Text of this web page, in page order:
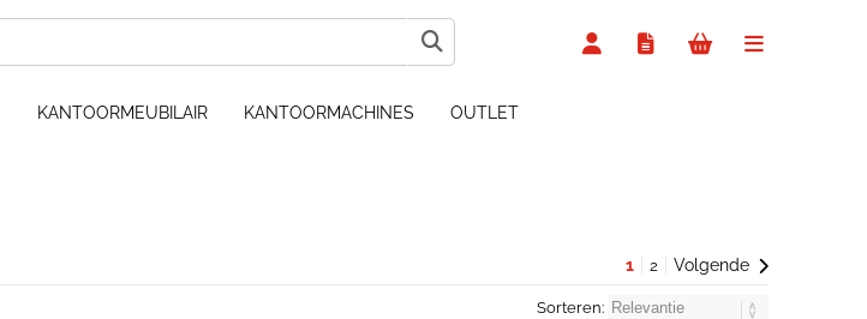
KANTOORMEUBILAIR KANTOORMACHINES OUTLET
1 2 Volgende
Sorteren: